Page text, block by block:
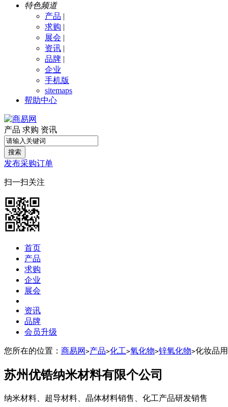
特色频道
产品 |
求购 |
展会 |
资讯 |
品牌 |
企业
手机版
sitemaps
帮助中心
产品 求购 资讯
搜索
发布采购订单
扫一扫关注
首页
产品
求购
企业
展会
资讯
品牌
会员升级
您所在的位置： 商易网 >产品>化工>氧化物>锌氧化物>化妆品
苏州优锆纳米材料有限个公司
纳米材料、超导材料、晶体材料销售、化工产品研发销售